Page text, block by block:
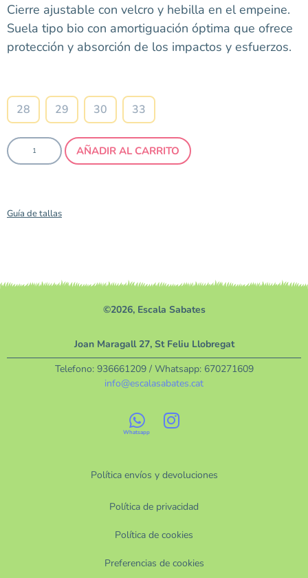
Cierre ajustable con velcro y hebilla en el empeine.
Suela tipo bio con amortiguación óptima que ofrece
protección y absorción de los impactos y esfuerzos.
28 29 30 33
AÑADIR AL CARRITO
Guía de tallas
©2026, Escala Sabates
Política envíos y devoluciones
Política de privacidad
Política de cookies
Preferencias de cookies
Joan Maragall 27, St Feliu Llobregat
Telefono: 936661209/ Whatsapp: 670271609
info@escalasabates.cat